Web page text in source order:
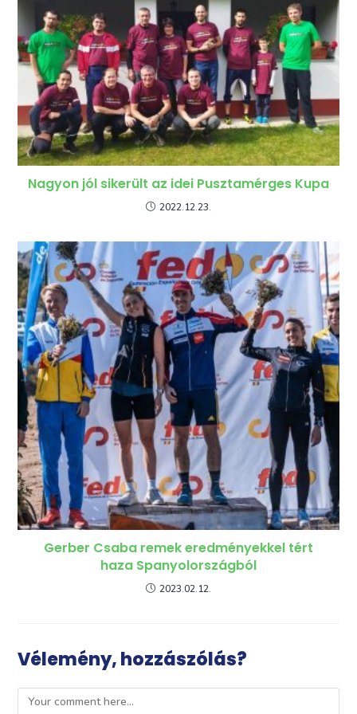
Nagyon jól sikerült az idei Pusztamérges Kupa
2022.12.23.
Gerber Csaba remek eredményekkel tért
haza Spanyolországból
2023.02.12.
Vélemény, hozzászólás?
Comment